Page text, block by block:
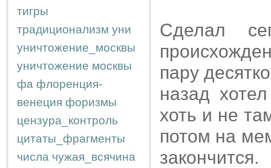
тигры
традиционализм уни
уничтожение_москвы
уничтожение москвы
фа флоренция-
венеция форизмы
цензура_контроль
цитаты_фрагменты
числа чужая_всячина
Сделал
пару
назад
хоть и не
потом на
закончится.